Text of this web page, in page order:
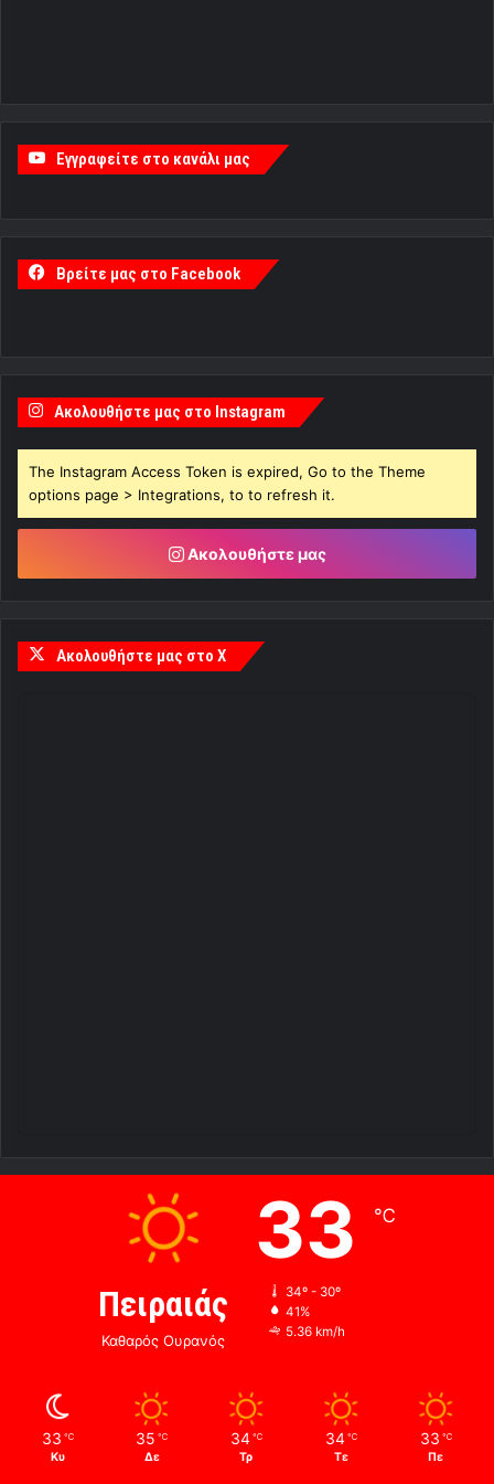
Εγγραφείτε στο κανάλι μας
Βρείτε μας στο Facebook
Ακολουθήστε μας στο Instagram
The Instagram Access Token is expired, Go to the Theme
options page > Integrations, to to refresh it.
Ακολουθήστε μας
Ακολουθήστε μας στο X
Πειραιάς
Καθαρός Ουρανός
33 ℃
34º - 30º
41%
5.36 km/h
33 ℃
Κυ
35 ℃
Δε
34 ℃
Τρ
34 ℃
Τε
33 ℃
Πε